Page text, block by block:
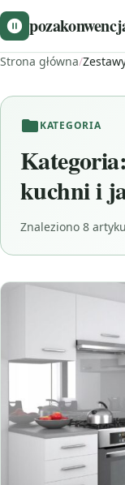
Strona główna/
KATEGORIA
Kategoria:
kuchni i
Znaleziono 8